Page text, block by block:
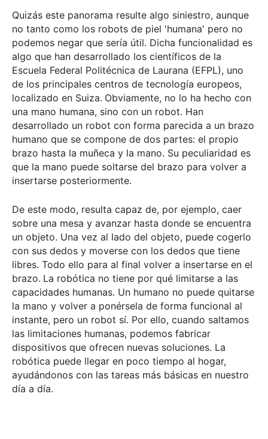
Quizás este panorama resulte algo siniestro, aunque
no tanto como los robots de piel 'humana' pero no
podemos negar que sería útil. Dicha funcionalidad es
algo que han desarrollado los científicos de la
Escuela Federal Politécnica de Laurana (EFPL), uno
de los principales centros de tecnología europeos,
localizado en Suiza. Obviamente, no lo ha hecho con
una mano humana, sino con un robot. Han
desarrollado un robot con forma parecida a un brazo
humano que se compone de dos partes: el propio
brazo hasta la muñeca y la mano. Su peculiaridad es
que la mano puede soltarse del brazo para volver a
insertarse posteriormente.
De este modo, resulta capaz de, por ejemplo, caer
sobre una mesa y avanzar hasta donde se encuentra
un objeto. Una vez al lado del objeto, puede cogerlo
con sus dedos y moverse con los dedos que tiene
libres. Todo ello para al final volver a insertarse en el
brazo. La robótica no tiene por qué limitarse a las
capacidades humanas. Un humano no puede quitarse
la mano y volver a ponérsela de forma funcional al
instante, pero un robot sí. Por ello, cuando saltamos
las limitaciones humanas, podemos fabricar
dispositivos que ofrecen nuevas soluciones. La
robótica puede llegar en poco tiempo al hogar,
ayudándonos con las tareas más básicas en nuestro
día a día.